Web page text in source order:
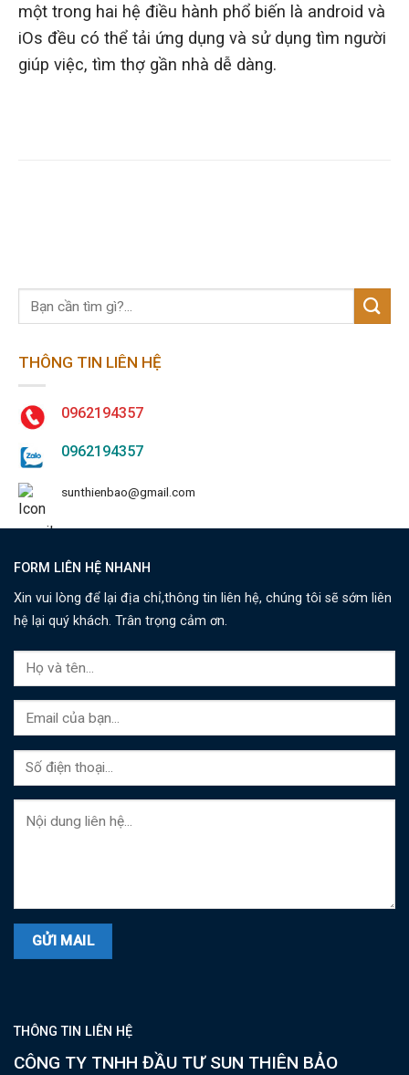
một trong hai hệ điều hành phổ biến là android và
iOs đều có thể tải ứng dụng và sử dụng tìm người
giúp việc, tìm thợ gần nhà dễ dàng.
THÔNG TIN LIÊN HỆ
0962194357
0962194357
sunthienbao@gmail.com
FORM LIÊN HỆ NHANH
Xin vui lòng để lại địa chỉ,thông tin liên hệ, chúng tôi sẽ sớm liên
hệ lại quý khách. Trân trọng cảm ơn.
THÔNG TIN LIÊN HỆ
CÔNG TY TNHH ĐẦU TƯ SUN THIÊN BẢO